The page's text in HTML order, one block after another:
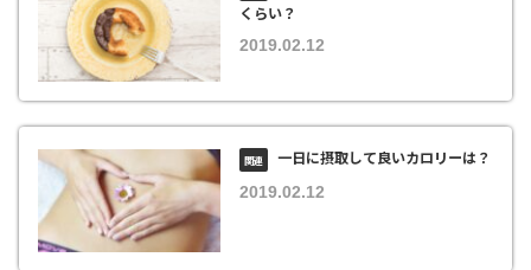
くらい？
2019.02.12
一日に摂取して良いカロリーは？
2019.02.12